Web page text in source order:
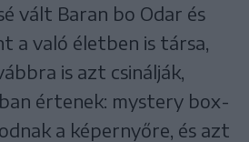
vált Baran bo Odar és
a való életben is társa,
is azt csinálják,
értenek: mystery box-
a képernyőre, és azt